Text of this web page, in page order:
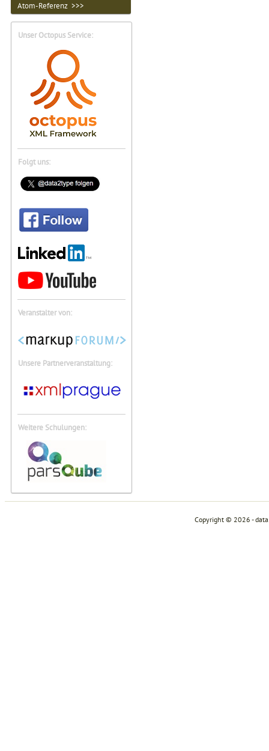
Atom-Referenz >>>
Unser Octopus Service:
Folgt uns:
Veranstalter von:
Unsere Partnerveranstaltung:
Weitere Schulungen:
Copyright © 2026 -